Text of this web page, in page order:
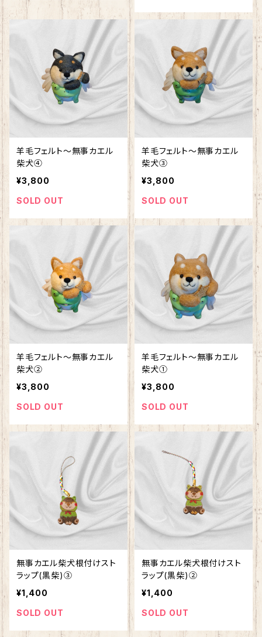
羊毛フェルト～無事カエル
柴犬④
¥3,800
SOLD OUT
羊毛フェルト～無事カエル
柴犬➂
¥3,800
SOLD OUT
羊毛フェルト～無事カエル
柴犬②
¥3,800
SOLD OUT
羊毛フェルト～無事カエル
柴犬①
¥3,800
SOLD OUT
無事カエル柴犬根付けスト
ラップ(黒柴)➂
¥1,400
SOLD OUT
無事カエル柴犬根付けスト
ラップ(黒柴)②
¥1,400
SOLD OUT